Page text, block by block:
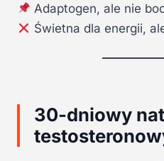
Adaptogen, ale nie
Świetna dla energii,
30-dniowy